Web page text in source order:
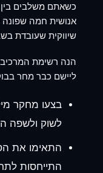
כשאתם משלבים בין
אנושית חמה שפונה
שיווקית שעובדת
ליישם כבר מחר
בצעו מחקר
לשוק ולשפה
התאימו את
התייחסות